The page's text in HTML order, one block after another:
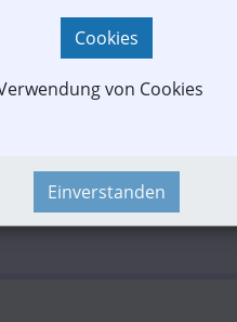
schließt: Zug-Tickets
Inneren Salzkammergut nun
Flügelrad Bahnhof Bad
Cookies
von Cookies
Einverstanden